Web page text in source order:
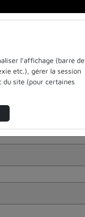
l’affichage (barre de
etc.), gérer la session
site (pour certaines